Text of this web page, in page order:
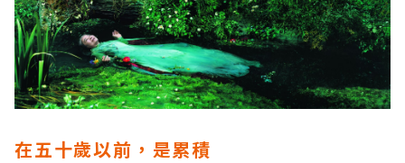
在五十歲以前，是累積